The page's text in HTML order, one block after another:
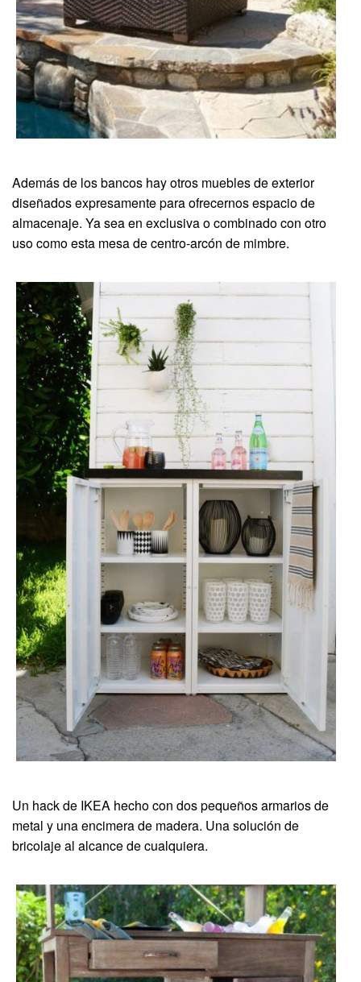
Además de los bancos hay otros muebles de exterior
diseñados expresamente para ofrecernos espacio de
almacenaje. Ya sea en exclusiva o combinado con otro
uso como esta mesa de centro-arcón de mimbre.
Un hack de IKEA hecho con dos pequeños armarios de
metal y una encimera de madera. Una solución de
bricolaje al alcance de cualquiera.